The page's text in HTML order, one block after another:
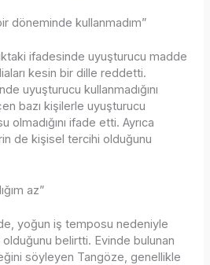
döneminde kullanmadım”
ifadesinde uyuşturucu madde
kesin bir dille reddetti.
uyuşturucu kullanmadığını
bazı kişilerle uyuşturucu
olmadığını ifade etti. Ayrıca
de kişisel tercihi olduğunu
az”
yoğun iş temposu nedeniyle
olduğunu belirtti. Evinde bulunan
söyleyen Tangöze, genellikle